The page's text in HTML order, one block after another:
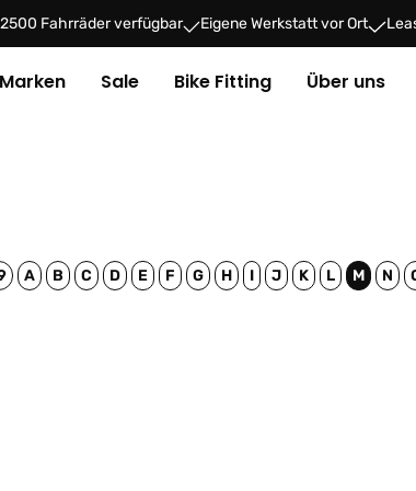
Fahrräder verfügbar Eigene Werkstatt vor Ort
Marken Sale Bike Fitting Über uns
A B C D E F G H I J K L M N